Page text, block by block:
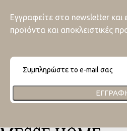
Εγγραφείτε στο newsletter και
προϊόντα και αποκλειστικές